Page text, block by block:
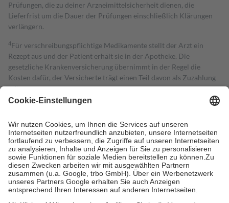
Prüfungen, die zu deiner Arzneimittelsicherheit dienen, die
Lieferfrist um die Dauer der Prüfungen einschließlich Klärungen
verlängern.
4Für verschreibungspflichtige Medikamente stellt der Arzt ein
Rezept aus und der Patient erhält sie in der Apotheke. Die
gesetzliche Krankenversicherung übernimmt in der Regel die
Kosten dafür, der Versicherte trägt einen Teil davon als Zuzahlung
mit.
Grundsätzlich leisten Mitglieder Zuzahlungen in Höhe von zehn
höchstens zehn Euro.
Es sind jedoch nie mehr als die tatsächlichen
Kosten der Leistung zu entrichten.
Diese Regeln gelten grundsätzlich auch für Online-Apotheken.
Bei Heilmitteln und häuslicher Krankenpflege beträgt die
Zuzahlung zehn Prozent der Kosten sowie zehn Euro je
Verordnung.
Um das Engagement der Versicherten für ihre eigene Gesundheit zu
stärken und die besondere Stellung der Familie zu unterstützen,